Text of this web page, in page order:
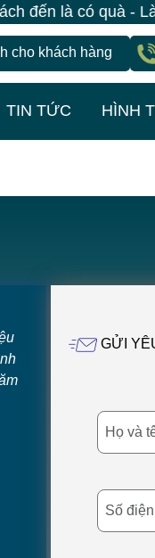
là có quà - Làm
cho khách hàng
TIN TỨC HÌNH
GỬI